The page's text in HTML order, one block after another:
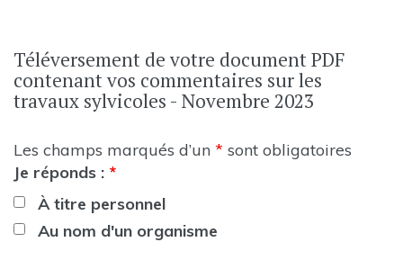
Téléversement de votre document PDF
contenant vos commentaires sur les
travaux sylvicoles - Novembre 2023
Les champs marqués d’un * sont obligatoires
Je réponds : *
À titre personnel
Au nom d'un organisme